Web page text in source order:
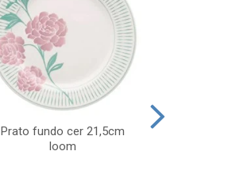
Prato fundo cer 21,5cm
loom